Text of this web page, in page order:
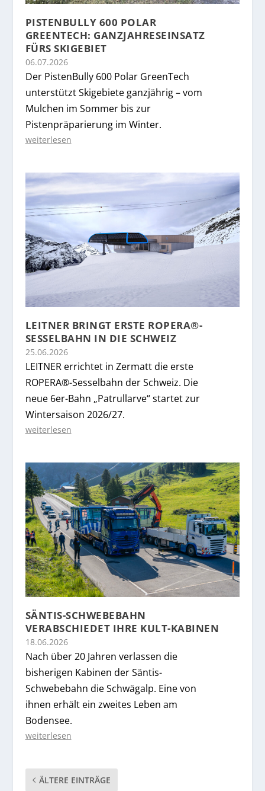
PISTENBULLY 600 POLAR
GREENTECH: GANZJAHRESEINSATZ
FÜRS SKIGEBIET
06.07.2026
Der PistenBully 600 Polar GreenTech
unterstützt Skigebiete ganzjährig – vom
Mulchen im Sommer bis zur
Pistenpräparierung im Winter.
weiterlesen
LEITNER BRINGT ERSTE ROPERA®-
SESSELBAHN IN DIE SCHWEIZ
25.06.2026
LEITNER errichtet in Zermatt die erste
ROPERA®-Sesselbahn der Schweiz. Die
neue 6er-Bahn „Patrullarve“ startet zur
Wintersaison 2026/27.
weiterlesen
SÄNTIS-SCHWEBEBAHN
VERABSCHIEDET IHRE KULT-KABINEN
18.06.2026
Nach über 20 Jahren verlassen die
bisherigen Kabinen der Säntis-
Schwebebahn die Schwägalp. Eine von
ihnen erhält ein zweites Leben am
Bodensee.
weiterlesen
ÄLTERE EINTRÄGE